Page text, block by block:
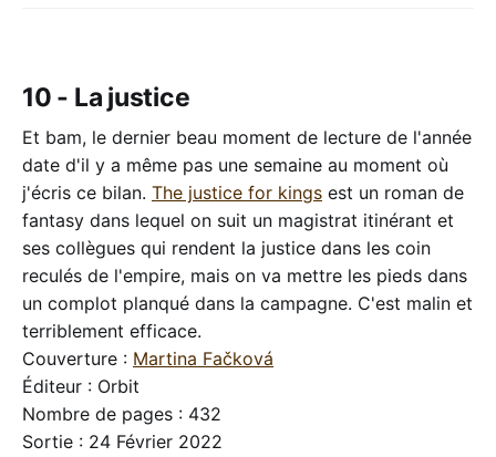
10 - La justice
Et bam, le dernier beau moment de lecture de l'année
date d'il y a même pas une semaine au moment où
j'écris ce bilan. The justice for kings est un roman de
fantasy dans lequel on suit un magistrat itinérant et
ses collègues qui rendent la justice dans les coin
reculés de l'empire, mais on va mettre les pieds dans
un complot planqué dans la campagne. C'est malin et
terriblement efficace.
Couverture : Martina Fačková
Éditeur : Orbit
Nombre de pages : 432
Sortie : 24 Février 2022